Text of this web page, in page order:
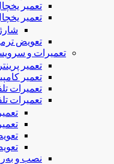
تعمیر
تعمیر
تعویض
تعمیرات و
تعمیر
تعمیر
تعمیرات
تعمیرات
نصب و